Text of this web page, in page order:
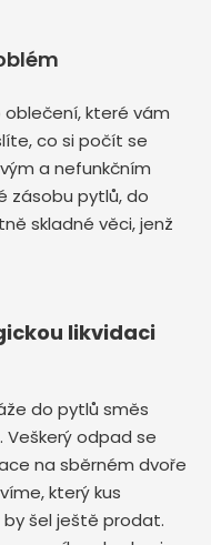
které vám
co si počít se
a nefunkčním
zásobu pytlů, do
skladné věci, jenž
likvidaci
do pytlů směs
Veškerý odpad se
na sběrném dvoře
který kus
šel ještě prodat.